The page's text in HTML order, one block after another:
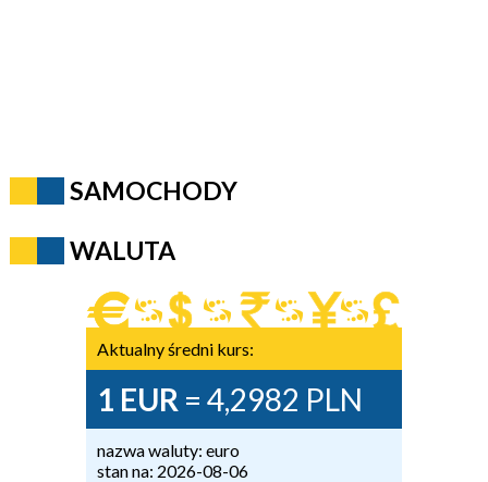
SAMOCHODY
WALUTA
Aktualny średni kurs:
1 EUR = 4,2982 PLN
nazwa waluty: euro
stan na: 2026-08-06